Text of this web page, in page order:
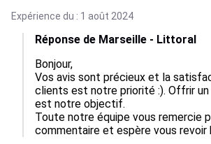
Expérience du : 1 août 2024
Réponse de Marseille - Littoral
Bonjour,
Vos avis sont précieux et la
clients est notre priorité :). Offrir
est notre objectif.
Toute notre équipe vous remercie
commentaire et espère vous